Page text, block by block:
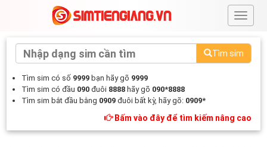
#
Tìm sim
Tìm sim có số 9999 bạn hãy gõ 9999
Tìm sim có đầu 090 đuôi 8888 hãy gõ 090*8888
Tìm sim bắt đầu bằng 0909 đuôi bất kỳ, hãy gõ: 0909*
Bấm vào đây để tìm kiếm nâng cao